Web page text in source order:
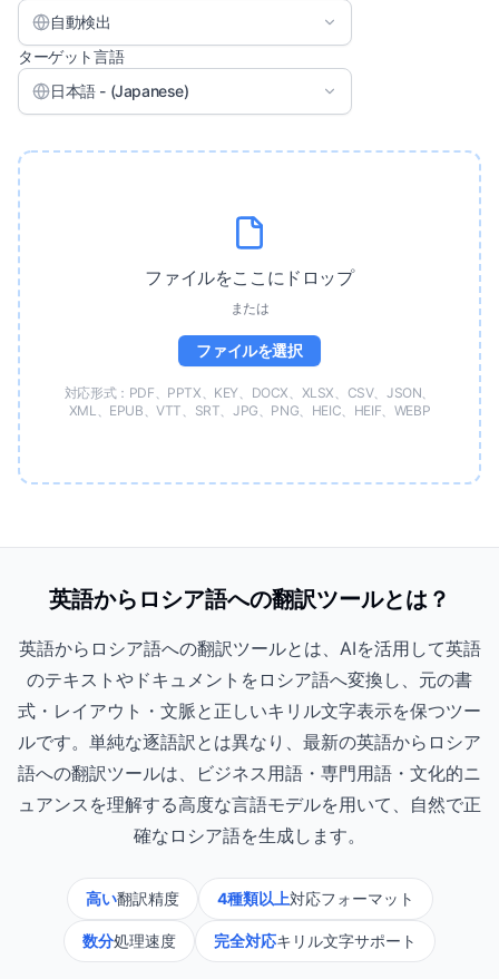
自動検出
ターゲット言語
日本語 - (Japanese)
ファイルをここにドロップ
または
ファイルを選択
対応形式：PDF、PPTX、KEY、DOCX、XLSX、CSV、JSON、
XML、EPUB、VTT、SRT、JPG、PNG、HEIC、HEIF、WEBP
英語からロシア語への翻訳ツールとは？
英語からロシア語への翻訳ツールとは、AIを活用して英語
のテキストやドキュメントをロシア語へ変換し、元の書
式・レイアウト・文脈と正しいキリル文字表示を保つツー
ルです。単純な逐語訳とは異なり、最新の英語からロシア
語への翻訳ツールは、ビジネス用語・専門用語・文化的ニ
ュアンスを理解する高度な言語モデルを用いて、自然で正
確なロシア語を生成します。
高い翻訳精度 4種類以上対応フォーマット
数分処理速度 完全対応キリル文字サポート